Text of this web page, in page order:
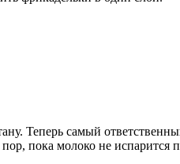
Теперь самый
пока молоко не испарится